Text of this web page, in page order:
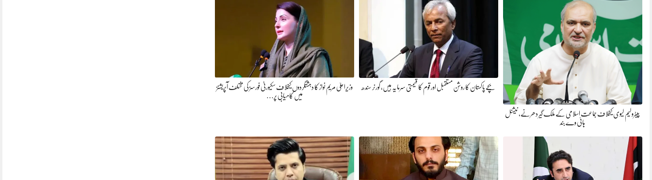
پیٹرولیم لیوی کیخلاف جماعت اسلامی کے ملک گیر دھرنے، نیشنل
ہائی وے بند
بچے پاکستان کا روشن مستقبل اور قوم کا قیمتی سرمایہ ہیں، گورنر سندھ
وزیراعلیٰ مریم نواز کا دہشتگردوں کیخلاف سکیورٹی فورسز کی مختلف آپریشنز
میں کامیابی پر…